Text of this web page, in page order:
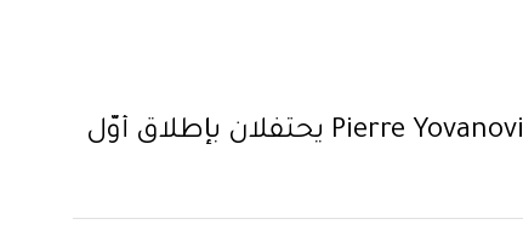
Christian Louboutin وPierre Yovanovitch يحتفلان بإطلاق أوّل